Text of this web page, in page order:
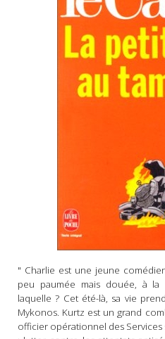
" Charlie est une jeune
peu paumée mais douée, à la
laquelle ? Cet été-là, sa vie
Mykonos. Kurtz est un grand
officier opérationnel des Services